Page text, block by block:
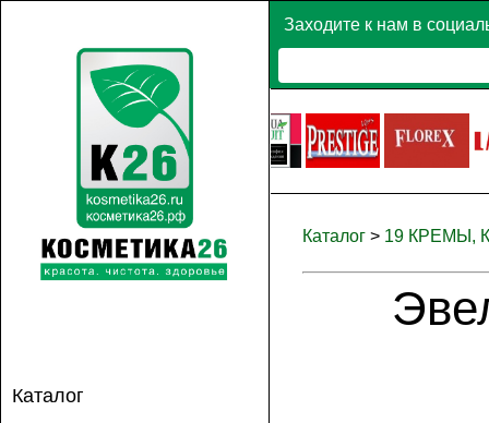
Заходите к нам в
Каталог
Каталог > 19 КРЕМЫ,